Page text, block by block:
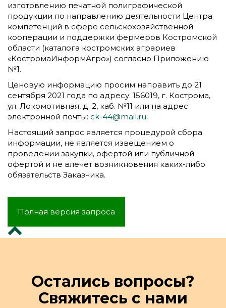
изготовлению печатной полиграфической
продукции по направлению деятельности Центра
компетенций в сфере сельскохозяйственной
кооперации и поддержки фермеров Костромской
области (каталога костромских аграриев
«КостромаИнформАгро») согласно Приложению
№1.
Ценовую информацию просим направить до 21
сентября 2021 года по адресу: 156019, г. Кострома,
ул. Локомотивная, д. 2, каб. №11 или на адрес
электронной почты: ck-44@mail.ru.
Настоящий запрос является процедурой сбора
информации, не является извещением о
проведении закупки, офертой или публичной
офертой и не влечет возникновения каких-либо
обязательств Заказчика.
Полная версия запроса
Остались вопросы?
Свяжитесь с нами